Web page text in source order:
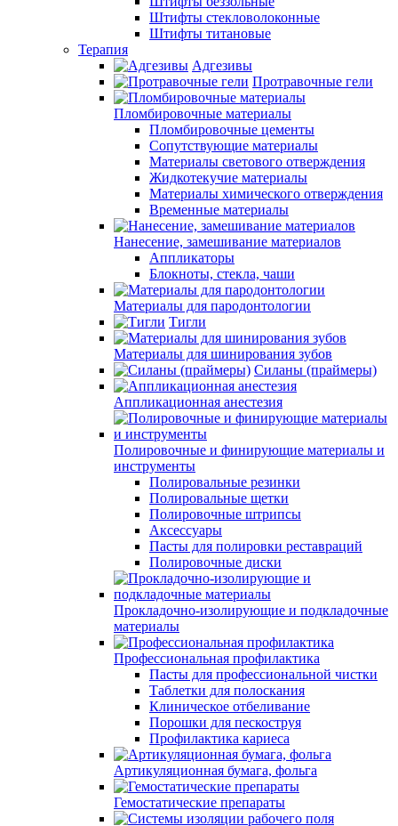
Штифты стекловолоконные
Штифты титановые
Терапия
Адгезивы
Протравочные гели
Пломбировочные материалы
Пломбировочные цементы
Сопутствующие материалы
Материалы светового отверждения
Жидкотекучие материалы
Материалы химического отверждения
Временные материалы
Нанесение, замешивание материалов
Аппликаторы
Блокноты, стекла, чаши
Материалы для пародонтологии
Тигли
Материалы для шинирования зубов
Силаны (праймеры)
Аппликационная анестезия
Полировочные и финирующие материалы и
инструменты
Полировальные резинки
Полировальные щетки
Полировочные штрипсы
Аксессуары
Пасты для полировки реставраций
Полировочные диски
Прокладочно-изолирующие и подкладочные
материалы
Профессиональная профилактика
Пасты для профессиональной чистки
Таблетки для полоскания
Клиническое отбеливание
Порошки для пескоструя
Профилактика кариеса
Артикуляционная бумага, фольга
Гемостатические препараты